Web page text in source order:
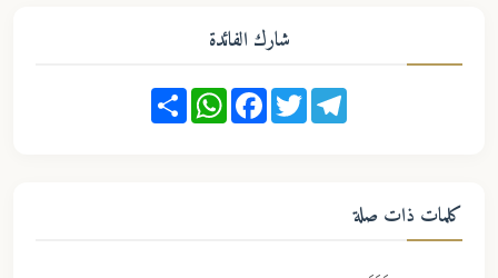
شارك الفائدة
Share
WhatsAppFacebookTwitterTelegram
كلمات ذات صلة